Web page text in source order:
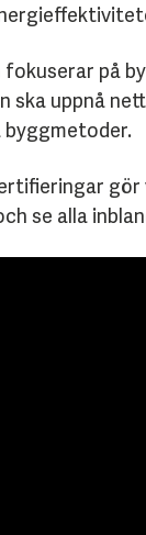
på
ska uppnå
se alla